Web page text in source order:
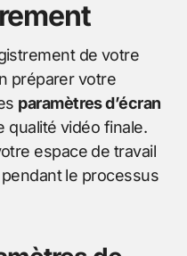
de votre
préparer votre
paramètres d’écran
qualité vidéo finale.
espace de travail
le processus